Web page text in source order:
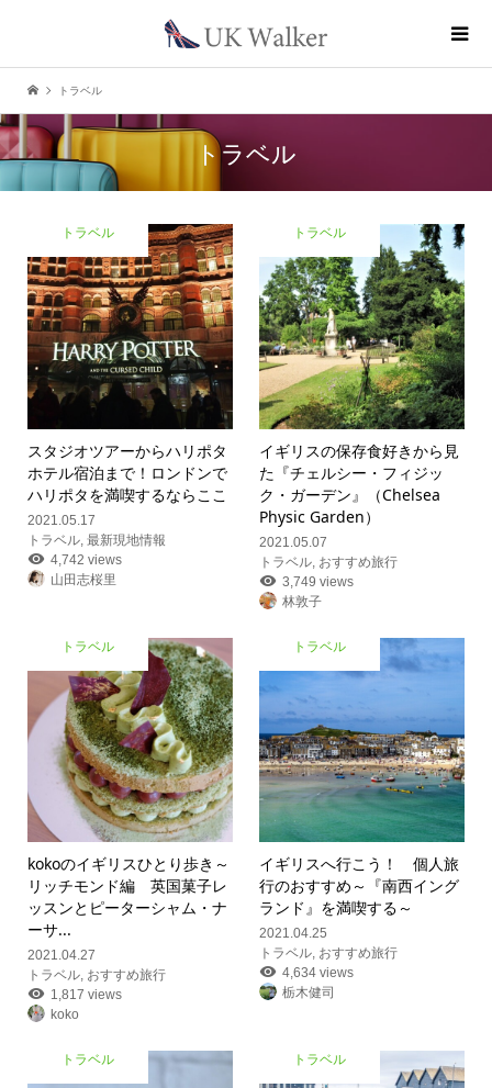
トラベル
トラベル
トラベル
スタジオツアーからハリポタ
ホテル宿泊まで！ ロンドンで
ハリポタを満喫するならここ
2021.05.17
トラベル, 最新現地情報
4,742 views
山田志桜里
トラベル
イギリスの保存食好きから見
た『チェルシー・フィジッ
ク・ガーデン』（Chelsea
Physic Garden）
2021.05.07
トラベル おすすめ旅行
3,749 views
林敦子
トラベル
kokoのイギリスひとり歩き ～
リッチモンド編 英国菓子レ
ッスンとピーターシャム・ナ
ーサ...
2021.04.27
トラベル, おすすめ旅行
1,817 views
koko
トラベル
イギリスへ行こう！ 個人旅
行のおすすめ ～『南西イング
ランド』を満喫する～
2021.04.25
トラベル, おすすめ旅行
4,634 views
栃木健司
トラベル トラベル